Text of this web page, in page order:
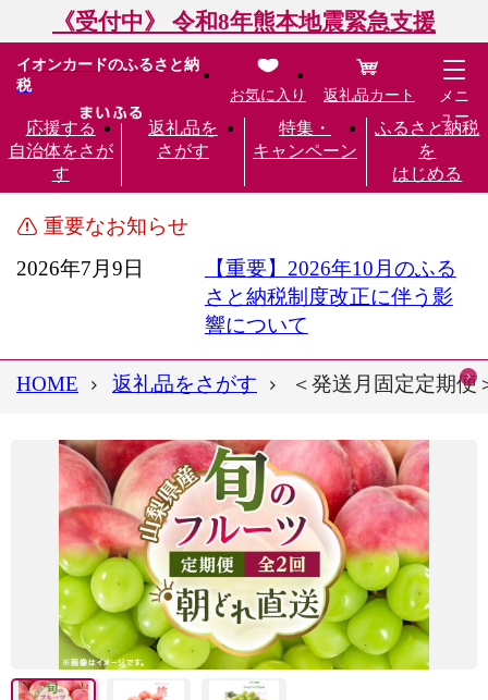
《受付中》 令和8年熊本地震緊急支援
イオンカードのふるさと納
税
応援する
自治体をさが
す
返礼品を
さがす
特集・
キャンペーン
ふるさと納税
を
はじめる
お気に入り 返礼品カート
メニ
ュー
重要なお知らせ
2026年7月9日
【重要】2026年10月のふる
さと納税制度改正に伴う影
響について
HOME 返礼品をさがす ＜発送月固定定期